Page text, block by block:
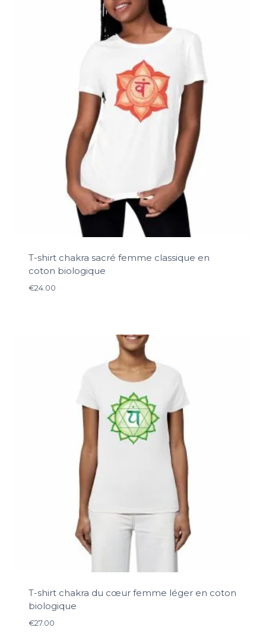
T-shirt chakra sacré femme classique en
coton biologique
€24.00
T-shirt chakra du cœur femme léger en coton
biologique
€27.00